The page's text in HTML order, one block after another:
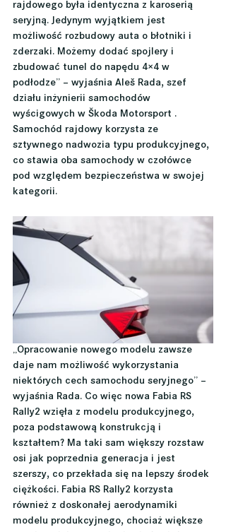
rajdowego była identyczna z karoserią
seryjną. Jedynym wyjątkiem jest
możliwość rozbudowy auta o błotniki i
zderzaki. Możemy dodać spojlery i
zbudować tunel do napędu 4×4 w
podłodze” – wyjaśnia Aleš Rada, szef
działu inżynierii samochodów
wyścigowych w Škoda Motorsport .
Samochód rajdowy korzysta ze
sztywnego nadwozia typu produkcyjnego,
co stawia oba samochody w czołówce
pod względem bezpieczeństwa w swojej
kategorii.
„Opracowanie nowego modelu zawsze
daje nam możliwość wykorzystania
niektórych cech samochodu seryjnego” –
wyjaśnia Rada. Co więc nowa Fabia RS
Rally2 wzięła z modelu produkcyjnego,
poza podstawową konstrukcją i
kształtem? Ma taki sam większy rozstaw
osi jak poprzednia generacja i jest
szerszy, co przekłada się na lepszy środek
ciężkości. Fabia RS Rally2 korzysta
również z doskonałej aerodynamiki
modelu produkcyjnego, chociaż większe